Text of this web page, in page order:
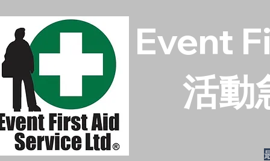
Event
活動